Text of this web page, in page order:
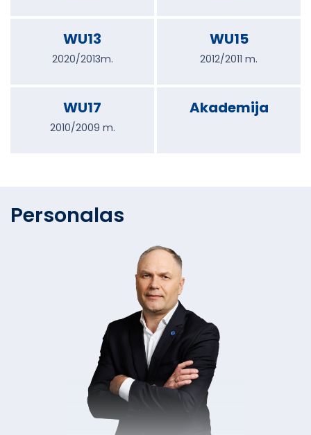
WU13
2020/2013m.
WU15
2012/2011 m.
WU17
2010/2009 m.
Akademija
Personalas